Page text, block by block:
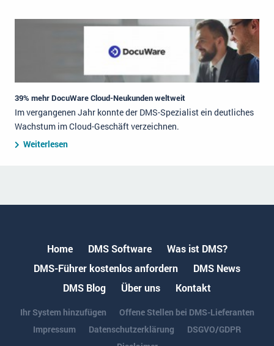
39% mehr DocuWare Cloud-Neukunden weltweit
Im vergangenen Jahr konnte der DMS-Spezialist ein deutliches
Wachstum im Cloud-Geschäft verzeichnen.
Weiterlesen
Home DMS Software
Was ist DMS?
DMS-Führer kostenlos anfordern
DMS News
DMS Blog
Über uns Kontakt
Ihr System hinzufügen
Offene Stellen bei DMS-Lieferanten
Impressum
Datenschutzerklärung
DSGVO/GDPR